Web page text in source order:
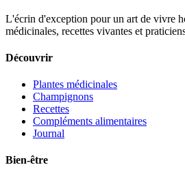
L'écrin d'exception pour un art de vivre
médicinales, recettes vivantes et
Découvrir
Plantes médicinales
Champignons
Recettes
Compléments alimentaires
Journal
Bien-être